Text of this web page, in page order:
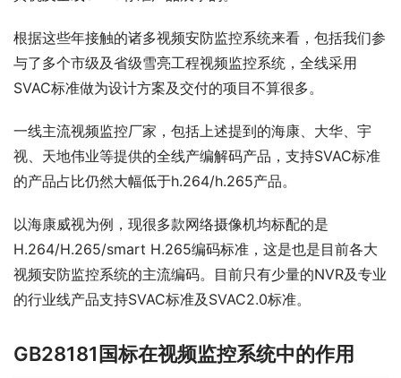
根据这些年接触的诸多视频安防监控系统来看，包括我们参
与了多个市级及省级雪亮工程视频监控系统，全线采用
SVAC标准做为设计方案及交付的项目不算很多。
一线主流视频监控厂家，包括上述提到的海康、大华、宇
视、天地伟业等提供的全线产编解码产品，支持SVAC标准
的产品占比仍然大幅低于h.264/h.265产品。
以海康威视为例，现很多款网络摄像机均标配的是
H.264/H.265/smart H.265编码标准，这是也是目前各大
视频安防监控系统的主流编码。目前只有少量的NVR及专业
的行业线产品支持SVAC标准及SVAC2.0标准。
GB28181国标在视频监控系统中的作用